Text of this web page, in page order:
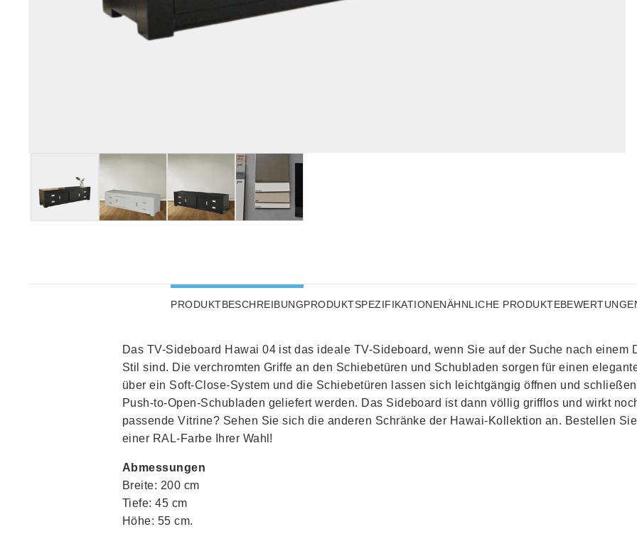
PRODUKTBESCHREIBUNGPRODUKTSPEZIFIKATIONENÄHNLICHE PRODUKTE
Das TV-Sideboard Hawai 04 ist das ideale TV-Sideboard, wenn Sie auf der Suche nach einem
Stil sind. Die verchromten Griffe an den Schiebetüren und Schubladen sorgen für einen
über ein Soft-Close-System und die Schiebetüren lassen sich leichtgängig öffnen und
Push-to-Open-Schubladen geliefert werden. Das Sideboard ist dann völlig grifflos und wirkt
passende Vitrine? Sehen Sie sich die anderen Schränke der Hawai-Kollektion an. Bestellen
einer RAL-Farbe Ihrer Wahl!
Abmessungen
Breite: 200 cm
Tiefe: 45 cm
Höhe: 55 cm.